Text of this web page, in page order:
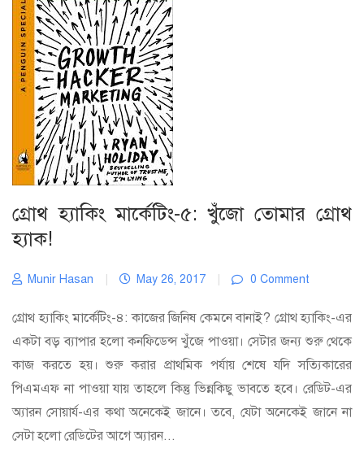
গ্রোথ হ্যাকিং মার্কেটিং-৫: খুঁজো তোমার গ্রোথ
হ্যাক!
Munir Hasan May 26, 2017 0 Comment
গ্রোথ হ্যাকিং মার্কেটিং-৪: কাজের জিনিষ কেমনে বানাই? গ্রোথ হ্যাকিং-এর
একটা বড় ব্যাপার হলো কনফিডেন্স খুঁজে পাওয়া। সেটার জন্য শুরু থেকে
কাজ করতে হয়। শুরু করার প্রাথমিক পর্যায় শেষে যদি সত্যিকারের
পিএমএফ না পাওয়া যায় তাহলে কিন্তু ভিন্নকিছু ভাবতে হবে। রেডিট-এর
অ্যারন সোয়ার্য-এর কথা অনেকেই জানে। তবে, যেটা অনেকেই জানে না
সেটা হলো রেডিটের আগে অ্যারন...